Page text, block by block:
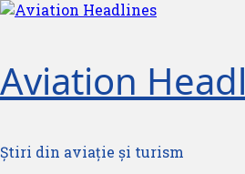
Skip
Aviation
Știri din aviație și turism